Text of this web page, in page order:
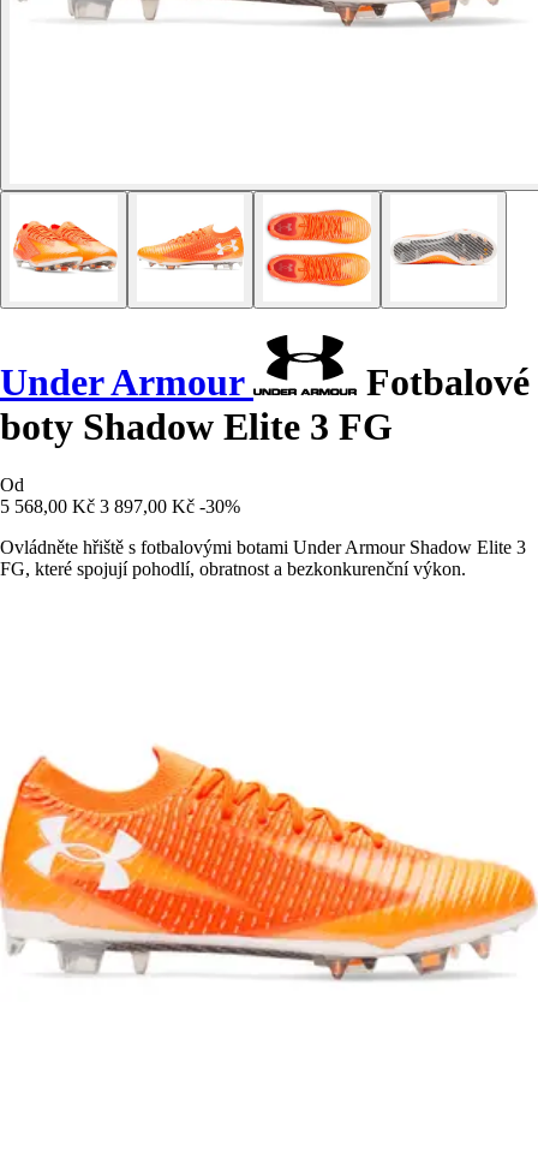
Under Armour
Fotbalové
boty Shadow Elite 3 FG
Od
5 568,00 Kč 3 897,00 Kč -30%
Ovládněte hřiště s fotbalovými botami Under Armour Shadow Elite 3
FG, které spojují pohodlí, obratnost a bezkonkurenční výkon.